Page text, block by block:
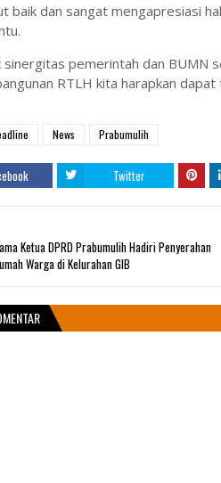
baik dan sangat mengapresiasi
sinergitas pemerintah dan BUMN
RTLH kita harapkan
News Prabumulih
Twitter
Ketua DPRD Prabumulih Hadiri Penyerahan
Warga di Kelurahan GIB